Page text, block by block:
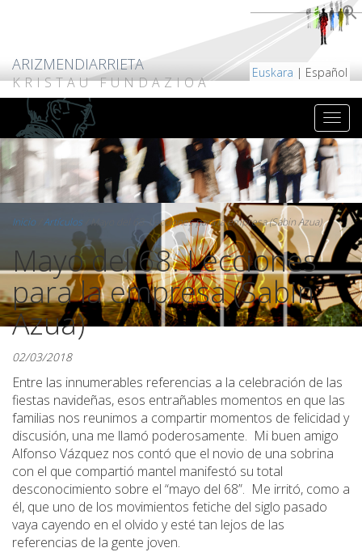
ARIZMENDIARRIETA
KRISTAU FUNDAZIOA
Euskara | Español
Inicio/ Artículos /Mayo del 68. Lecciones para la empresa (Sabin Azua)
Mayo del 68. Lecciones
para la empresa (Sabin
Azua)
02/03/2018
Entre las innumerables referencias a la celebración de las
fiestas navideñas, esos entrañables momentos en que las
familias nos reunimos a compartir momentos de felicidad y
discusión, una me llamó poderosamente. Mi buen amigo
Alfonso Vázquez nos contó que el novio de una sobrina
con el que compartió mantel manifestó su total
desconocimiento sobre el “mayo del 68”. Me irritó, como a
él, que uno de los movimientos fetiche del siglo pasado
vaya cayendo en el olvido y esté tan lejos de las
referencias de la gente joven.